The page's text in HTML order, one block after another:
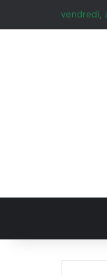
vendredi,